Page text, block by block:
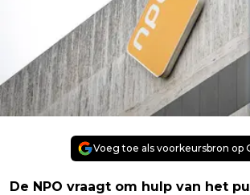
Voeg toe als voorkeursbron op
De NPO vraagt om hulp van het